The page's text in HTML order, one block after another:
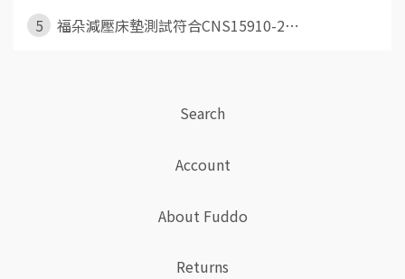
5
福朵減壓床墊測試符合CNS15910-2⋯
Search
Account
About Fuddo
Returns